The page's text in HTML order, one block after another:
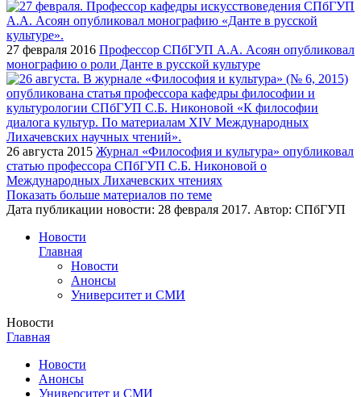
27 февраля 2016 Профессор СПбГУП А.А. Асоян опубликовал
монографию о роли Данте в русской культуре
26 августа 2015 Журнал «Философия и культура» опубликовал
статью профессора СПбГУП С.Б. Никоновой о
Международных Лихачевских чтениях
Показать больше материалов по теме
Дата публикации новости: 28 февраля 2017. Автор: СПбГУП
Новости
Главная
Новости
Анонсы
Университет и СМИ
Новости
Главная
Новости
Анонсы
Университет и СМИ